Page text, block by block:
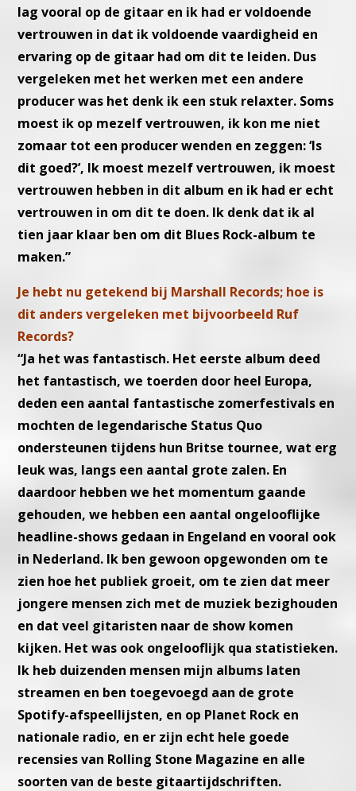
lag vooral op de gitaar en ik had er voldoende
vertrouwen in dat ik voldoende vaardigheid en
ervaring op de gitaar had om dit te leiden. Dus
vergeleken met het werken met een andere
producer was het denk ik een stuk relaxter. Soms
moest ik op mezelf vertrouwen, ik kon me niet
zomaar tot een producer wenden en zeggen: ‘Is
dit goed?’, Ik moest mezelf vertrouwen, ik moest
vertrouwen hebben in dit album en ik had er echt
vertrouwen in om dit te doen. Ik denk dat ik al
tien jaar klaar ben om dit Blues Rock-album te
maken.”
Je hebt nu getekend bij Marshall Records; hoe is
dit anders vergeleken met bijvoorbeeld Ruf
Records?
“Ja het was fantastisch. Het eerste album deed
het fantastisch, we toerden door heel Europa,
deden een aantal fantastische zomerfestivals en
mochten de legendarische Status Quo
ondersteunen tijdens hun Britse tournee, wat erg
leuk was, langs een aantal grote zalen. En
daardoor hebben we het momentum gaande
gehouden, we hebben een aantal ongelooflijke
headline-shows gedaan in Engeland en vooral ook
in Nederland. Ik ben gewoon opgewonden om te
zien hoe het publiek groeit, om te zien dat meer
jongere mensen zich met de muziek bezighouden
en dat veel gitaristen naar de show komen
kijken. Het was ook ongelooflijk qua statistieken.
Ik heb duizenden mensen mijn albums laten
streamen en ben toegevoegd aan de grote
Spotify-afspeellijsten, en op Planet Rock en
nationale radio, en er zijn echt hele goede
recensies van Rolling Stone Magazine en alle
soorten van de beste gitaartijdschriften.